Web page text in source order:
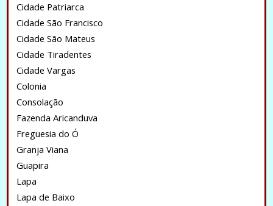
Cidade Patriarca
Cidade São Francisco
Cidade São Mateus
Cidade Tiradentes
Cidade Vargas
Colonia
Consolação
Fazenda Aricanduva
Freguesia do Ó
Granja Viana
Guapira
Lapa
Lapa de Baixo